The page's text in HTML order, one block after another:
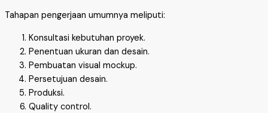
Tahapan pengerjaan umumnya meliputi:
Konsultasi kebutuhan proyek.
Penentuan ukuran dan desain.
Pembuatan visual mockup.
Persetujuan desain.
Produksi.
Quality control.